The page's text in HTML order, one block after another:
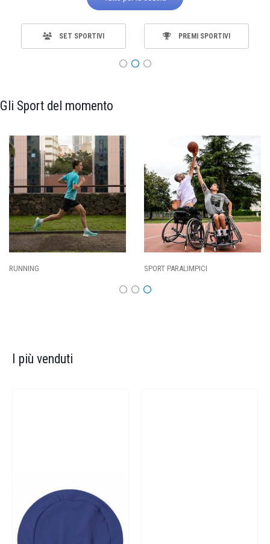
SET SPORTIVI PREMI SPORTIVI
Gli Sport del momento
SPORT PARALIMPICI
I più venduti